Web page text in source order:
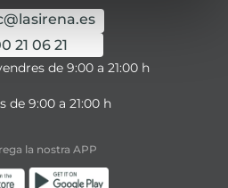
21 06 21
de 9:00 a 21:00 h
de 9:00 a 21:00 h
la nostra APP